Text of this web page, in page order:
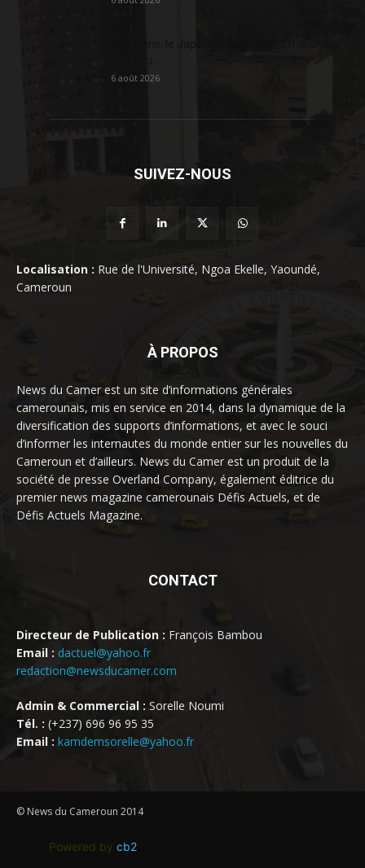
6 août 2026
SUIVEZ-NOUS
Localisation : Rue de l'Université, Ngoa Ekelle, Yaoundé,
Cameroun
À PROPOS
News du Camer est un site d’informations générales
camerounais, mis en service en 2014, dans la dynamique de la
diversification des supports d’informations, et avec le souci
d’informer les internautes du monde entier sur les nouvelles du
Cameroun et d’ailleurs. News du Camer est un produit de la
société de presse Overland Company, également éditrice du
premier news magazine camerounais Défis Actuels, et de
Défis Actuels Magazine.
CONTACT
Directeur de Publication : François Bambou
Email : dactuel@yahoo.fr
redaction@newsducamer.com
Admin & Commercial : Sorelle Noumi
Tél. : (+237) 696 96 95 35
Email : kamdemsorelle@yahoo.fr
© News du Cameroun 2014
Powered by cb2